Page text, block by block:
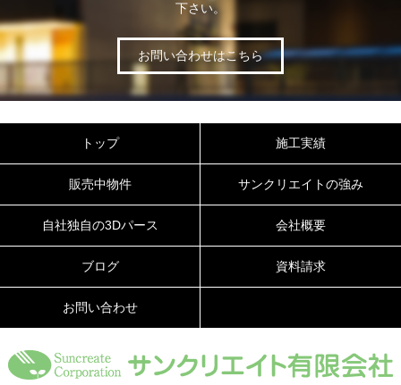
下さい。
お問い合わせはこちら
トップ 施工実績
販売中物件 サンクリエイトの強み
自社独自の3Dパース 会社概要
ブログ 資料請求
お問い合わせ